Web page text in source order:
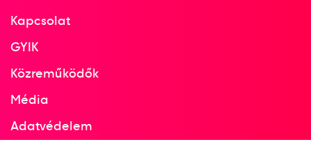
Atlétikai világbajnokság
síkfutás
Kapcsolat
GYIK
Közreműködők
Média
Adatvédelem